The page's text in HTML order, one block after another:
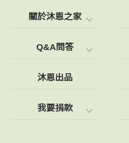
關於沐恩之家
Q&A問答
沐恩出品
我要捐款